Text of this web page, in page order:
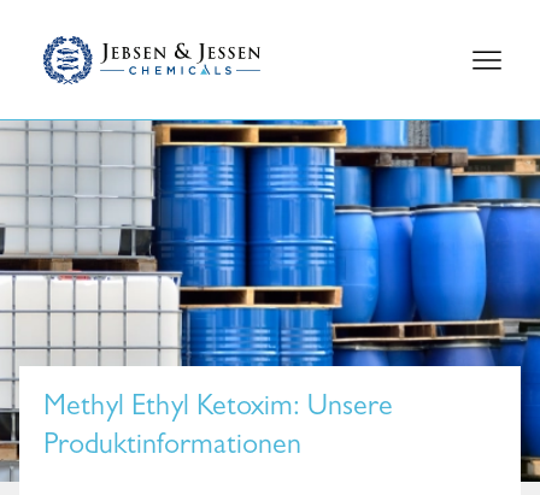
Methyl Ethyl Ketoxim: Unsere
Produktinformationen